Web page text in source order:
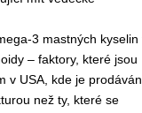
3 mastných kyselin
– faktory, které jsou
v USA, kde je
než ty, které se